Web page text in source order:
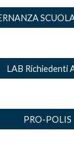
LAB Richiedenti
PRO-POLIS